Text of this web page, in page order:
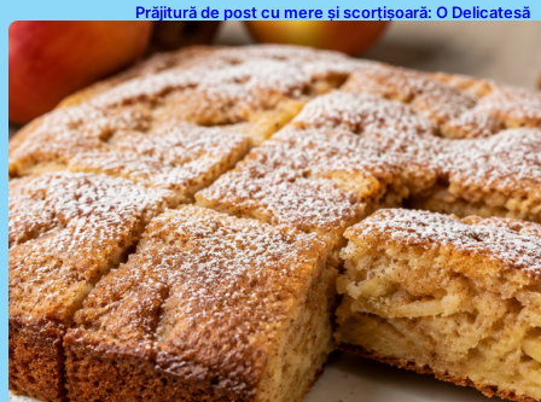
Prăjitură de post cu mere și scorțișoară: O Delicatesă
Dulce pentru Postul Adormirii Maicii Domnului